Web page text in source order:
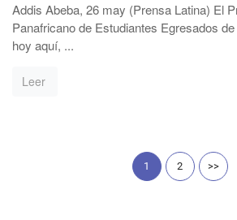
Addis Abeba, 26 may (Prensa Latina) El
Panafricano de Estudiantes Egresados
hoy aquí, ...
Leer
1 2 >>